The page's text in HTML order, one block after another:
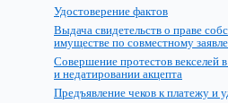
Удостоверение фактов
Выдача свидетельств о праве
имуществе по совместному
Совершение протестов векселей
и недатировании акцепта
Предъявление чеков к платежу и